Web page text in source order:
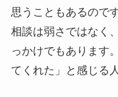
思うこともあるのです
相談は弱さではなく
っかけでもあります
てくれた」と感じる